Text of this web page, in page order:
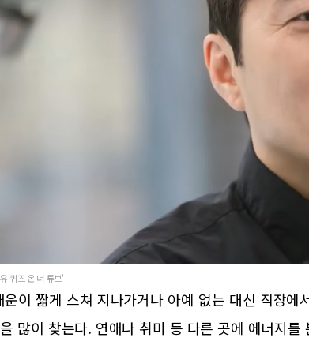
퀴즈 온 더 튜브'
이 짧게 스쳐 지나가거나 아예 없는 대신 직장에
많이 찾는다. 연애나 취미 등 다른 곳에 에너지를